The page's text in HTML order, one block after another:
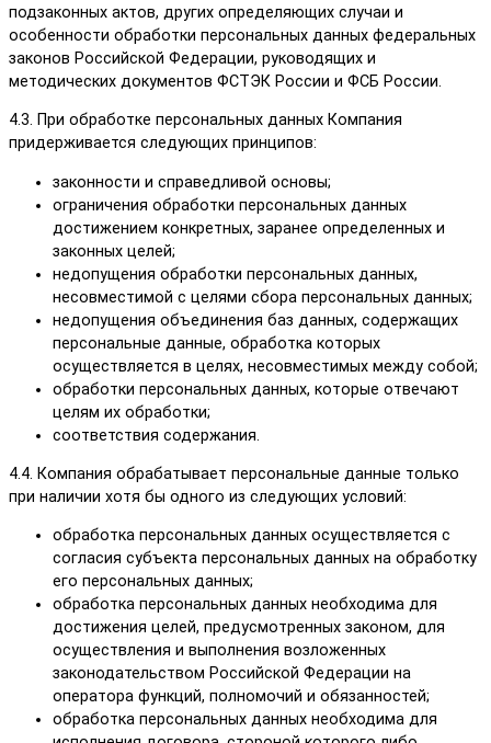
подзаконных актов, других определяющих случаи и
особенности обработки персональных данных федеральных
законов Российской Федерации, руководящих и
методических документов ФСТЭК России и ФСБ России.
4.3. При обработке персональных данных Компания
придерживается следующих принципов:
законности и справедливой основы;
ограничения обработки персональных данных
достижением конкретных, заранее определенных и
законных целей;
недопущения обработки персональных данных,
несовместимой с целями сбора персональных данных;
недопущения объединения баз данных, содержащих
персональные данные, обработка которых
осуществляется в целях, несовместимых между собой;
обработки персональных данных, которые отвечают
целям их обработки;
соответствия содержания.
4.4. Компания обрабатывает персональные данные только
при наличии хотя бы одного из следующих условий:
обработка персональных данных осуществляется с
согласия субъекта персональных данных на обработку
его персональных данных;
обработка персональных данных необходима для
достижения целей, предусмотренных законом, для
осуществления и выполнения возложенных
законодательством Российской Федерации на
оператора функций, полномочий и обязанностей;
обработка персональных данных необходима для